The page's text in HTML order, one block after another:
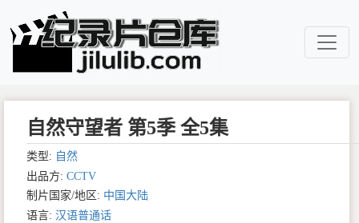
自然守望者 第5季 全5集
类型: 自然
出品方: CCTV
制片国家/地区: 中国大陆
语言: 汉语普通话